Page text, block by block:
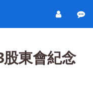
東會紀念